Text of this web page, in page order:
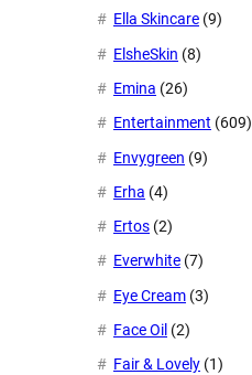
Ella Skincare (9)
ElsheSkin (8)
Emina (26)
Entertainment (609)
Envygreen (9)
Erha (4)
Ertos (2)
Everwhite (7)
Eye Cream (3)
Face Oil (2)
Fair & Lovely (1)